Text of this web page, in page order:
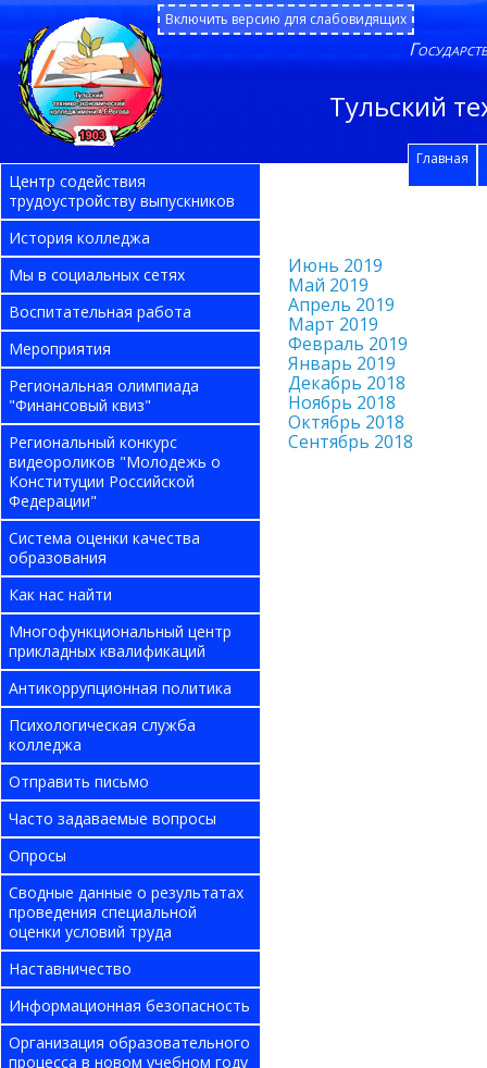
Тульский
Включить версию для слабовидящих
Главная
Центр содействия
трудоустройству выпускников
История колледжа
Мы в социальных сетях
Воспитательная работа
Мероприятия
Региональная олимпиада
"Финансовый квиз"
Региональный конкурс
видеороликов "Молодежь о
Конституции Российской
Федерации"
Система оценки качества
образования
Как нас найти
Многофункциональный центр
прикладных квалификаций
Антикоррупционная политика
Психологическая служба
колледжа
Отправить письмо
Часто задаваемые вопросы
Опросы
Сводные данные о результатах
проведения специальной
оценки условий труда
Наставничество
Информационная безопасность
Организация образовательного
процесса в новом учебном году
Июнь 2019
Май 2019
Апрель 2019
Март 2019
Февраль 2019
Январь 2019
Декабрь 2018
Ноябрь 2018
Октябрь 2018
Сентябрь 2018